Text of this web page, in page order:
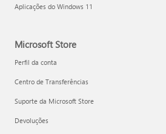
Aplicações do Windows 11
Microsoft Store
Perfil da conta
Centro de Transferências
Suporte da Microsoft Store
Devoluções